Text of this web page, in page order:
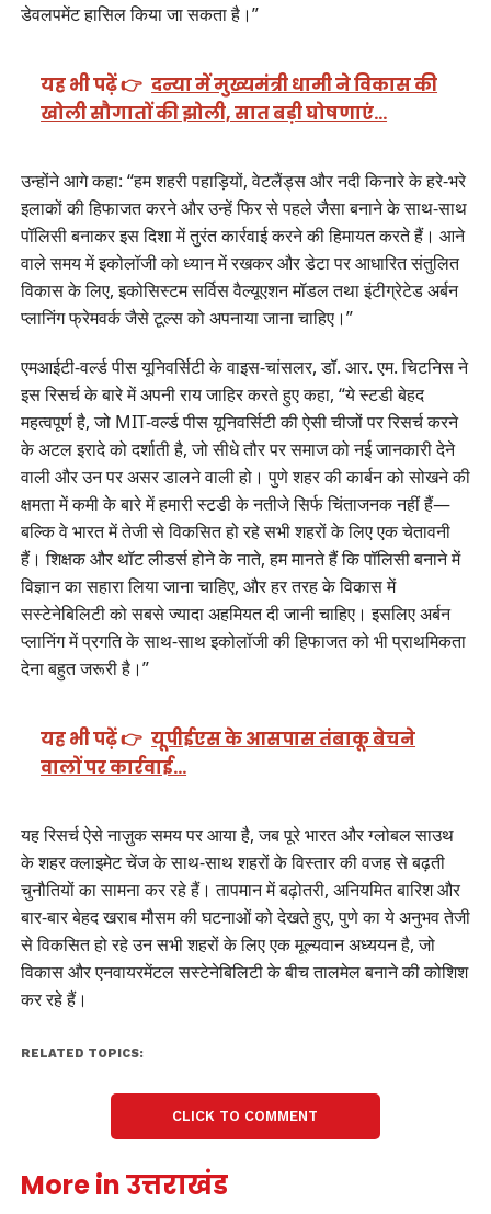
डेवलपमेंट हासिल किया जा सकता है।”
यह भी पढ़ें 👉 दन्या में मुख्यमंत्री धामी ने विकास की
खोली सौगातों की झोली, सात बड़ी घोषणाएं…
उन्होंने आगे कहा: “हम शहरी पहाड़ियों, वेटलैंड्स और नदी किनारे के हरे-भरे
इलाकों की हिफाजत करने और उन्हें फिर से पहले जैसा बनाने के साथ-साथ
पॉलिसी बनाकर इस दिशा में तुरंत कार्रवाई करने की हिमायत करते हैं। आने
वाले समय में इकोलॉजी को ध्यान में रखकर और डेटा पर आधारित संतुलित
विकास के लिए, इकोसिस्टम सर्विस वैल्यूएशन मॉडल तथा इंटीग्रेटेड अर्बन
प्लानिंग फ्रेमवर्क जैसे टूल्स को अपनाया जाना चाहिए।”
एमआईटी-वर्ल्ड पीस यूनिवर्सिटी के वाइस-चांसलर, डॉ. आर. एम. चिटनिस ने
इस रिसर्च के बारे में अपनी राय जाहिर करते हुए कहा, “ये स्टडी बेहद
महत्वपूर्ण है, जो MIT-वर्ल्ड पीस यूनिवर्सिटी की ऐसी चीजों पर रिसर्च करने
के अटल इरादे को दर्शाती है, जो सीधे तौर पर समाज को नई जानकारी देने
वाली और उन पर असर डालने वाली हो। पुणे शहर की कार्बन को सोखने की
क्षमता में कमी के बारे में हमारी स्टडी के नतीजे सिर्फ चिंताजनक नहीं हैं—
बल्कि वे भारत में तेजी से विकसित हो रहे सभी शहरों के लिए एक चेतावनी
हैं। शिक्षक और थॉट लीडर्स होने के नाते, हम मानते हैं कि पॉलिसी बनाने में
विज्ञान का सहारा लिया जाना चाहिए, और हर तरह के विकास में
सस्टेनेबिलिटी को सबसे ज्यादा अहमियत दी जानी चाहिए। इसलिए अर्बन
प्लानिंग में प्रगति के साथ-साथ इकोलॉजी की हिफाजत को भी प्राथमिकता
देना बहुत जरूरी है।”
यह भी पढ़ें 👉 यूपीईएस के आसपास तंबाकू बेचने
वालों पर कार्रवाई…
यह रिसर्च ऐसे नाज़ुक समय पर आया है, जब पूरे भारत और ग्लोबल साउथ
के शहर क्लाइमेट चेंज के साथ-साथ शहरों के विस्तार की वजह से बढ़ती
चुनौतियों का सामना कर रहे हैं। तापमान में बढ़ोतरी, अनियमित बारिश और
बार-बार बेहद खराब मौसम की घटनाओं को देखते हुए, पुणे का ये अनुभव तेजी
से विकसित हो रहे उन सभी शहरों के लिए एक मूल्यवान अध्ययन है, जो
विकास और एनवायरमेंटल सस्टेनेबिलिटी के बीच तालमेल बनाने की कोशिश
कर रहे हैं।
RELATED TOPICS:
CLICK TO COMMENT
More in उत्तराखंड